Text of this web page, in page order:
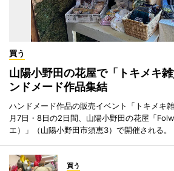
買う
山陽小野田の花屋で「トキメキ
ンドメード作品集結
ハンドメード作品の販売イベント「トキメ
月7日・8日の2日間、山陽小野田の花屋「
エ）」（山陽小野田市須恵3）で開催される。
買う